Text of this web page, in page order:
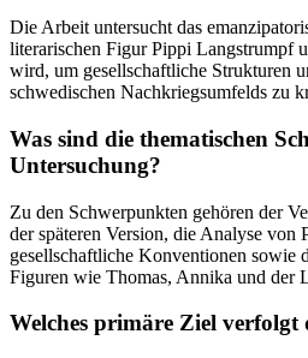
Die Arbeit untersucht das
literarischen Figur Pippi Langstrumpf
wird, um gesellschaftliche Strukturen
schwedischen Nachkriegsumfelds zu
Was sind die thematischen
Untersuchung?
Zu den Schwerpunkten gehören der
der späteren Version, die Analyse von
gesellschaftliche Konventionen sowie
Figuren wie Thomas, Annika und der
Welches primäre Ziel verfolgt